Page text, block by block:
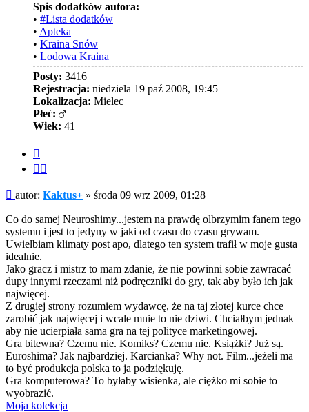
Spis dodatków autora:
• #Lista dodatków
• Apteka
• Kraina Snów
• Lodowa Kraina
Posty: 3416
Rejestracja: niedziela 19 paź 2008, 19:45
Lokalizacja: Mielec
Płeć:
Wiek: 41
Post
autor: Kaktus+ » środa 09 wrz 2009, 01:28
Co do samej Neuroshimy...jestem na prawdę olbrzymim fanem tego
systemu i jest to jedyny w jaki od czasu do czasu grywam.
Uwielbiam klimaty post apo, dlatego ten system trafił w moje gusta
idealnie.
Jako gracz i mistrz to mam zdanie, że nie powinni sobie zawracać
dupy innymi rzeczami niż podręczniki do gry, tak aby było ich jak
najwięcej.
Z drugiej strony rozumiem wydawcę, że na taj złotej kurce chce
zarobić jak najwięcej i wcale mnie to nie dziwi. Chciałbym jednak
aby nie ucierpiała sama gra na tej polityce marketingowej.
Gra bitewna? Czemu nie. Komiks? Czemu nie. Książki? Już są.
Euroshima? Jak najbardziej. Karcianka? Why not. Film...jeżeli ma
to być produkcja polska to ja podziękuję.
Gra komputerowa? To byłaby wisienka, ale ciężko mi sobie to
wyobrazić.
Moja kolekcja